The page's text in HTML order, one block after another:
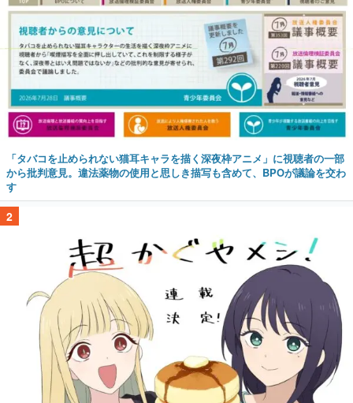
「タバコを止められない猫耳キャラを描く深夜枠アニメ」に視聴者の一部
から批判意見。違法薬物の使用と思しき描写も含めて、BPOが議論を交わ
す
2